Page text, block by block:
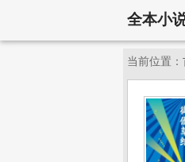
全本小
当前位置：